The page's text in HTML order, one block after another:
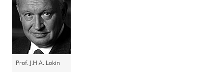
Prof. J.H.A. Lokin